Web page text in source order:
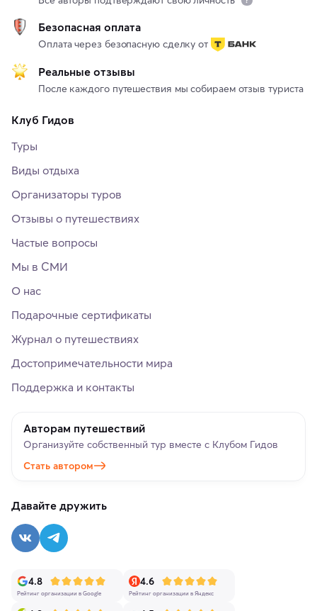
Безопасная оплата
Оплата через безопасную сделку от
Реальные отзывы
После каждого путешествия мы собираем отзыв туриста
Клуб Гидов
Туры
Виды отдыха
Организаторы туров
Отзывы о путешествиях
Частые вопросы
Мы в СМИ
О нас
Подарочные сертификаты
Журнал о путешествиях
Достопримечательности мира
Поддержка и контакты
Авторам путешествий
Организуйте собственный тур вместе с Клубом Гидов
Стать автором
Давайте дружить
4.8
Рейтинг организации в Google
4.6
Рейтинг организации в Яндекс